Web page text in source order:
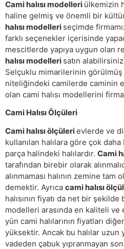
Cami halısı modelleri ülkemizin
haline gelmiş ve önemli bir kültür
halısı modelleri seçimde
farklı seçenekler içerisinde
mescitlerde yapıya uygun olan
halısı modelleri satın
Selçuklu mimarilerinin
niteliğindeki camilerde caminin
olan cami halısı modellerini
Cami Halısı Ölçüleri
Cami halısı ölçülerievlerde ve
kullanılan halılara göre çok
parça halindeki halılardır. Cami
tarafından birebir olarak
alınmaması halının zemine tam
demektir. Ayrıca cami halısı
halısının fiyatı da net bir
modelleri arasında en kaliteli ve
yün cami halılarının fiyatları
yüksektir. Ancak bu halılar uzun
vadeden çabuk yıpranmayan son